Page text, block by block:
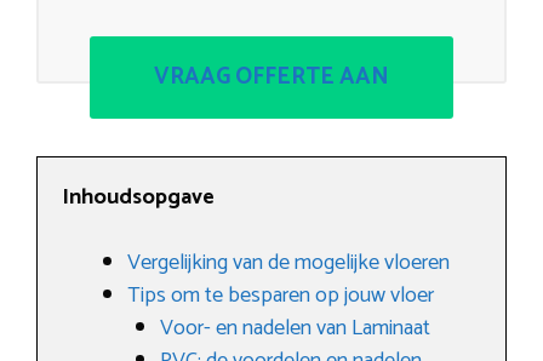
VRAAG OFFERTE AAN
Inhoudsopgave
Vergelijking van de mogelijke vloeren
Tips om te besparen op jouw vloer
Voor- en nadelen van Laminaat